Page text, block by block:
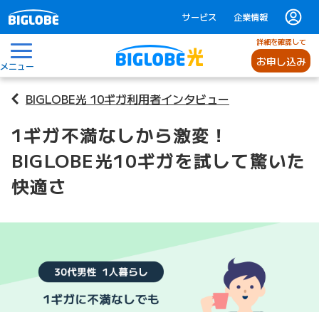
サービス 企業情報
メニュー
詳細を確認して
お申し込み
BIGLOBE光 10ギガ利用者インタビュー
1ギガ不満なしから激変！
BIGLOBE光10ギガを試して驚いた
快適さ